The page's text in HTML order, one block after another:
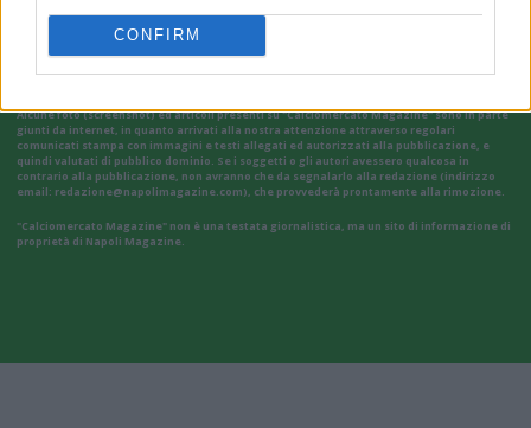
CONFIRM
Alcune foto (screenshot) ed articoli presenti su "Calciomercato Magazine" sono in parte
giunti da internet, in quanto arrivati alla nostra attenzione attraverso regolari
comunicati stampa con immagini e testi allegati ed autorizzati alla pubblicazione, e
quindi valutati di pubblico dominio. Se i soggetti o gli autori avessero qualcosa in
contrario alla pubblicazione, non avranno che da segnalarlo alla redazione (indirizzo
email: redazione@napolimagazine.com), che provvederà prontamente alla rimozione.
"Calciomercato Magazine" non è una testata giornalistica, ma un sito di informazione di
proprietà di Napoli Magazine.